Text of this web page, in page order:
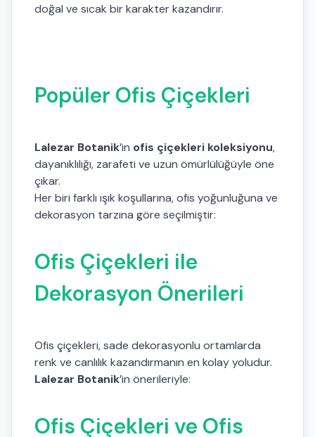
doğal ve sıcak bir karakter kazandırır.
Popüler Ofis Çiçekleri
Lalezar Botanik’in ofis çiçekleri koleksiyonu,
dayanıklılığı, zarafeti ve uzun ömürlülüğüyle öne
çıkar.
Her biri farklı ışık koşullarına, ofis yoğunluğuna ve
dekorasyon tarzına göre seçilmiştir:
Ofis Çiçekleri ile
Dekorasyon Önerileri
Ofis çiçekleri, sade dekorasyonlu ortamlarda
renk ve canlılık kazandırmanın en kolay yoludur.
Lalezar Botanik’in önerileriyle:
Ofis Çiçekleri ve Ofis